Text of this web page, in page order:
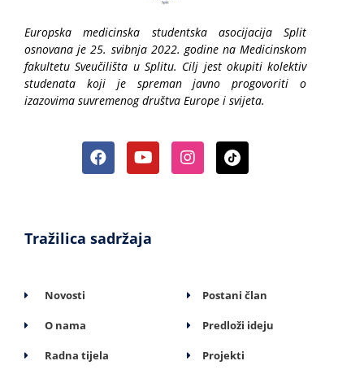
Europska medicinska studentska asocijacija Split
osnovana je 25. svibnja 2022. godine na Medicinskom
fakultetu Sveučilišta u Splitu. Cilj jest okupiti kolektiv
studenata koji je spreman javno progovoriti o
izazovima suvremenog društva Europe i svijeta.
Tražilica sadržaja
Novosti
O nama
Radna tijela
Postani član
Predloži ideju
Projekti